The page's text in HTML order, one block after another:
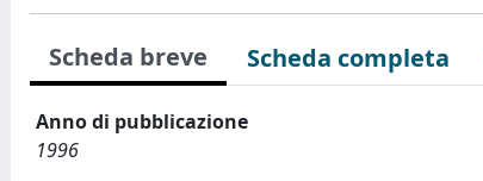
Scheda breve Scheda completa
Anno di pubblicazione
1996